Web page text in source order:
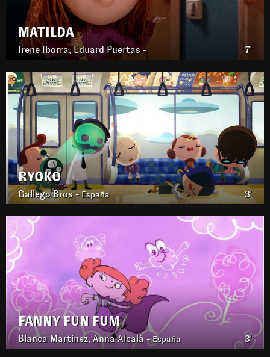
MATILDA
7'
Irene Iborra, Eduard Puertas -
RYOKO
3'
Gallego Bros - España
FANNY FUN FUM
3'
Blanca Martínez, Anna Alcalà -España